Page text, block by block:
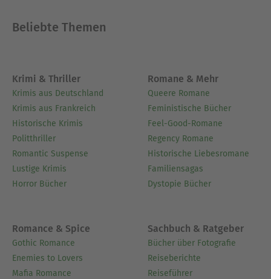
Beliebte Themen
Krimi & Thriller
Krimis aus Deutschland
Krimis aus Frankreich
Historische Krimis
Politthriller
Romantic Suspense
Lustige Krimis
Horror Bücher
Romane & Mehr
Queere Romane
Feministische Bücher
Feel-Good-Romane
Regency Romane
Historische Liebesromane
Familiensagas
Dystopie Bücher
Romance & Spice
Gothic Romance
Enemies to Lovers
Mafia Romance
Sachbuch & Ratgeber
Bücher über Fotografie
Reiseberichte
Reiseführer